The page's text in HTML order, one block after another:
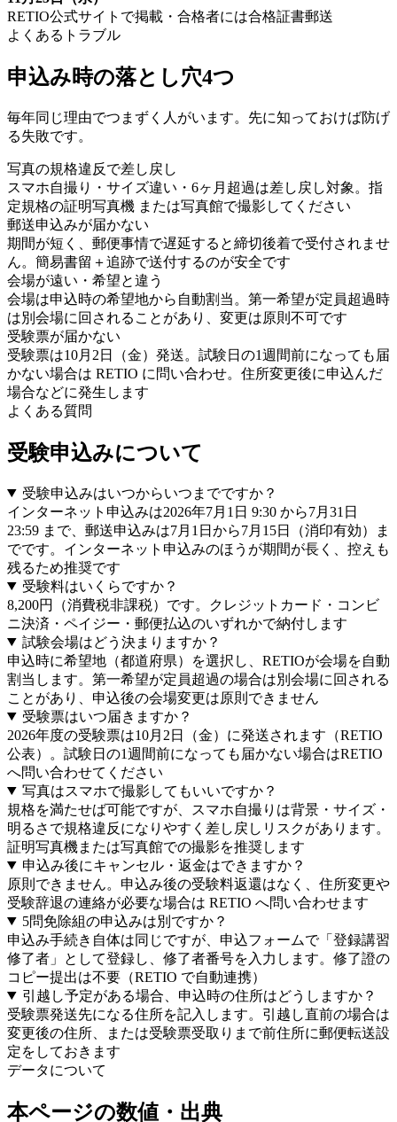
RETIO公式サイトで掲載・合格者には合格証書郵送
よくあるトラブル
申込み時の落とし穴4つ
毎年同じ理由でつまずく人がいます。先に知っておけば防げ
る失敗です。
写真の規格違反で差し戻し
スマホ自撮り・サイズ違い・6ヶ月超過は差し戻し対象。指
定規格の証明写真機 または写真館で撮影してください
郵送申込みが届かない
期間が短く、郵便事情で遅延すると締切後着で受付されませ
ん。簡易書留＋追跡で送付するのが安全です
会場が遠い・希望と違う
会場は申込時の希望地から自動割当。第一希望が定員超過時
は別会場に回されることがあり、変更は原則不可です
受験票が届かない
受験票は10月2日（金）発送。試験日の1週間前になっても届
かない場合は RETIO に問い合わせ。住所変更後に申込んだ
場合などに発生します
よくある質問
受験申込みについて
受験申込みはいつからいつまでですか？
インターネット申込みは2026年7月1日 9:30 から7月31日
23:59 まで、郵送申込みは7月1日から7月15日（消印有効）ま
でです。インターネット申込みのほうが期間が長く、控えも
残るため推奨です
受験料はいくらですか？
8,200円（消費税非課税）です。クレジットカード・コンビ
ニ決済・ペイジー・郵便払込のいずれかで納付します
試験会場はどう決まりますか？
申込時に希望地（都道府県）を選択し、RETIOが会場を自動
割当します。第一希望が定員超過の場合は別会場に回される
ことがあり、申込後の会場変更は原則できません
受験票はいつ届きますか？
2026年度の受験票は10月2日（金）に発送されます（RETIO
公表）。試験日の1週間前になっても届かない場合はRETIO
へ問い合わせてください
写真はスマホで撮影してもいいですか？
規格を満たせば可能ですが、スマホ自撮りは背景・サイズ・
明るさで規格違反になりやすく差し戻しリスクがあります。
証明写真機または写真館での撮影を推奨します
申込み後にキャンセル・返金はできますか？
原則できません。申込み後の受験料返還はなく、住所変更や
受験辞退の連絡が必要な場合は RETIO へ問い合わせます
5問免除組の申込みは別ですか？
申込み手続き自体は同じですが、申込フォームで「登録講習
修了者」として登録し、修了者番号を入力します。修了證の
コピー提出は不要（RETIO で自動連携）
引越し予定がある場合、申込時の住所はどうしますか？
受験票発送先になる住所を記入します。引越し直前の場合は
変更後の住所、または受験票受取りまで前住所に郵便転送設
定をしておきます
データについて
本ページの数値・出典